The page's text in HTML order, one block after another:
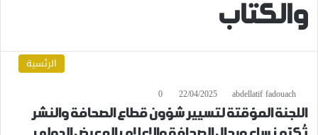
والكتاب
الرئسية
abdellatif fadouach
22/04/2025
0
اللجنة المؤقتة لتسيير شؤون قطاع الصحافة والنشر